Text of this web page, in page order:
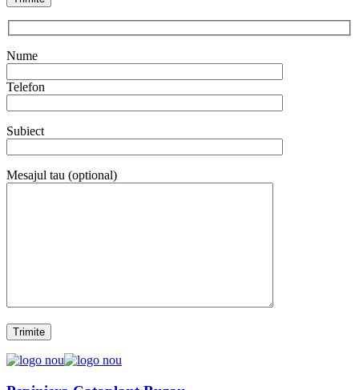
Nume
Telefon
Subiect
Mesajul tau (optional)